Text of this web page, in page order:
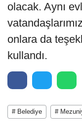
olacak. Aynı
onlara da
kullandı.
# Belediye #